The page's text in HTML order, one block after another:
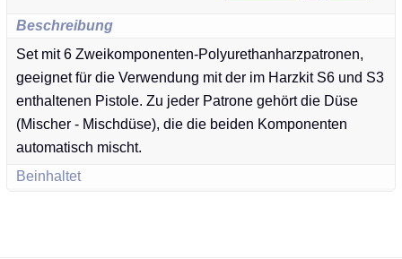
Beschreibung
Set mit 6 Zweikomponenten-Polyurethanharzpatronen,
geeignet für die Verwendung mit der im Harzkit S6 und S3
enthaltenen Pistole. Zu jeder Patrone gehört die Düse
(Mischer - Mischdüse), die die beiden Komponenten
automatisch mischt.
Beinhaltet